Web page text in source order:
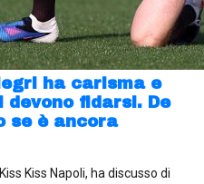
ha carisma e
fidarsi. De
se è ancora
Kiss Napoli, ha discusso di